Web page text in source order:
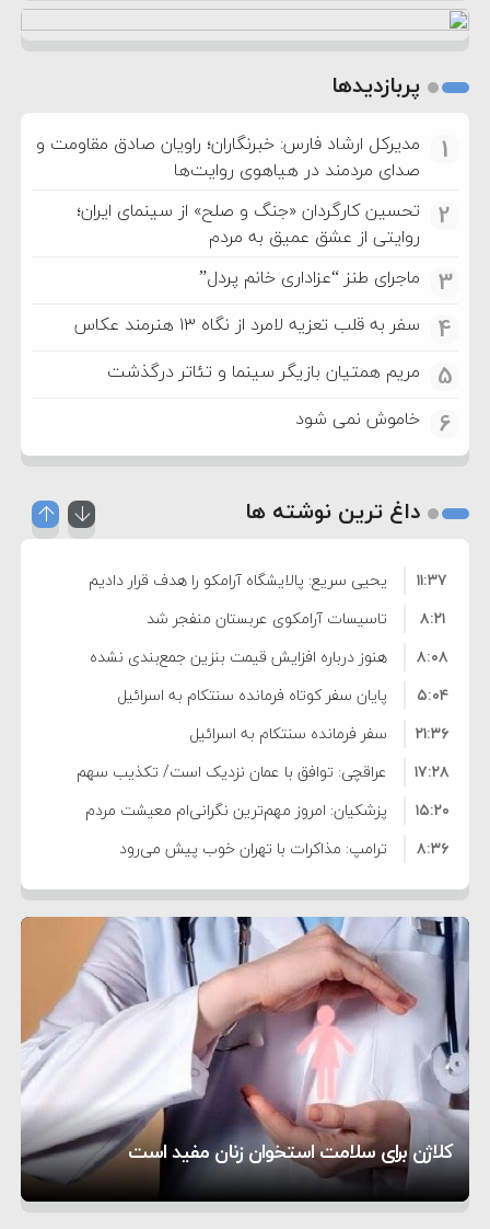
پربازدیدها
1
مدیرکل ارشاد فارس: خبرنگاران؛ راویان صادق مقاومت و
صدای مردمند در هیاهوی روایت‌ها
2
تحسین کارگردان «جنگ و صلح» از سینمای ایران؛
روایتی از عشق عمیق به مردم
3 ماجرای طنز “عزاداری خانم پردل”
4 سفر به قلب تعزیه لامرد از نگاه ۱۳ هنرمند عکاس
5 مریم همتیان بازیگر سینما و تئاتر درگذشت
6 خاموش نمی شود
داغ ترین نوشته ها
یحیی سریع: پالایشگاه آرامکو را هدف قرار دادیم
۱۱:۳۷
تاسیسات آرامکوی عربستان منفجر شد
۸:۲۱
هنوز درباره افزایش قیمت بنزین جمع‌بندی نشده
است/ کالا برگ قطعا افزایش می‌یابد
۸:۰۸
پایان سفر کوتاه فرمانده سنتکام به اسرائیل
۵:۰۴
سفر فرمانده سنتکام به اسرائیل
۲۱:۳۶
عراقچی: توافق با عمان نزدیک است/ تکذیب سهم
۱۱ درصدی ایران از خزر
۱۷:۲۸
پزشکیان: امروز مهم‌ترین نگرانی‌ام معیشت مردم
است
۱۵:۲۰
ترامپ: مذاکرات با تهران خوب پیش می‌رود
۸:۳۶
بازداشت سفیر پیشین فلسطین در لبنان به اتهام
فساد و اختلاس اموال
۱۰:۳۳
حادثه دریایی در نزدیکی سواحل عمان
۵:۱۷
معاون دفتر پزشکیان: ادعای استعفای رئیس‌جمهور
واهی و کذب محض است
۴:۴۱
زمان و تاریخ مذاکرات آمریکا و ایران هنوز نهایی
نشده است
۲۰:۳۹
وزیر جنگ آمریکا: ماشین جنگی ما آماده حمله
نظامی علیه ایران است
۶:۵۰
موافقت ترامپ با لغو حمله به ایران
۶:۲۱
هشدار عراقچی به همتای عربستانی درباره همراهی با
آمریکا
۲:۱۵
کلاژن برای سلامت استخوان زنان مفید است
کمک خورشید به رفع ناترازی برق
تحسین کارگردان «جنگ و صلح» از سینمای ایران؛ روایتی
از عشق عمیق به مردم